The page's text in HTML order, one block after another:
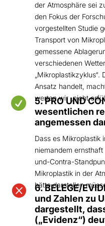
der Atmosphäre sei
den Fokus der
vorgestellten Studie
Transport von
gemessene
verschiedenen
„Mikroplastikzyklus“.
Ansatz handelt,
werten wir „nicht

5. PRO UND
wesentlichen
angemessen
Dass es Mikroplastik
niemandem
und-Contra-
Mikroplastik in der
hätte darstellen

6. BELEGE/
und Zahlen zu
dargestellt,
(„Evidenz“)